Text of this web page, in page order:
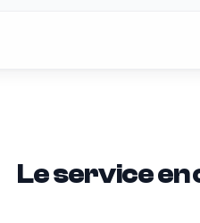
Le service en